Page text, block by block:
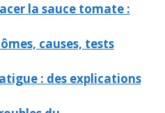
la sauce tomate :
causes, tests
: des explications